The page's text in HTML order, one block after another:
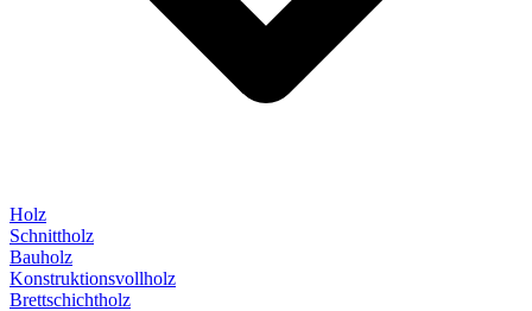
Holz
Schnittholz
Bauholz
Konstruktionsvollholz
Brettschichtholz